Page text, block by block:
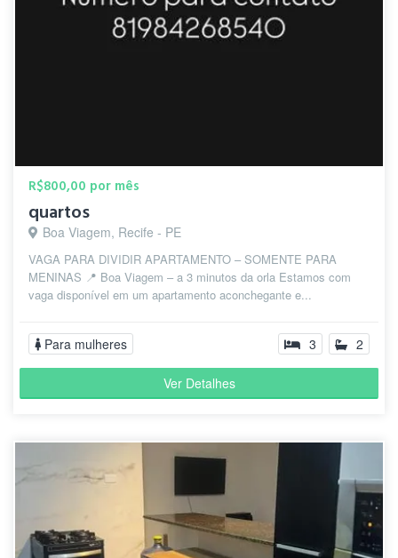
R$800,00 por mês
quartos
Boa Viagem, Recife - PE
VAGA PARA DIVIDIR APARTAMENTO – SOMENTE PARA
MENINAS 📍 Boa Viagem – a 3 minutos da orla Estamos com
vaga disponível em um apartamento aconchegante e...
Para mulheres 3 2
Ver Detalhes